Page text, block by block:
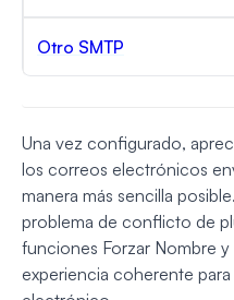
Otro SMTP
Una vez configurado,
los correos electrónicos
manera más sencilla
problema de conflicto de
funciones Forzar Nombre
experiencia coherente